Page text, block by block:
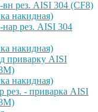
рез. AISI 304 (CF8)
накидная)
рез. AISI 304
накидная)
приварку AISI
накидная)
рез. - приварка AISI